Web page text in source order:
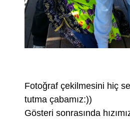
Fotoğraf çekilmesini hiç
tutma çabamız:))
Gösteri sonrasında